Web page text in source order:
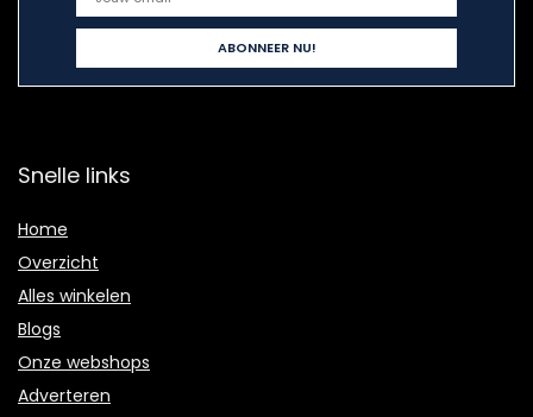
Snelle links
Home
Overzicht
Alles winkelen
Blogs
Onze webshops
Adverteren